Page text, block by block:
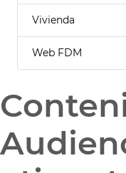
Vivienda
Web FDM